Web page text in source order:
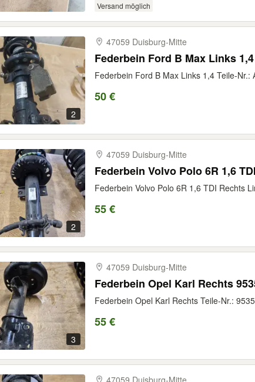
Versand möglich
2
47059 Duisburg-​Mitte
Federbein Ford B Max Links
Federbein Ford B Max Links 1,4 Teile-
50 €
2
47059 Duisburg-​Mitte
Federbein Volvo Polo 6R 1,6
Federbein Volvo Polo 6R 1,6 TDI Rechts
55 €
3
47059 Duisburg-​Mitte
Federbein Opel Karl Rechts
Federbein Opel Karl Rechts Teile-Nr.:
55 €
47059 Duisburg-​Mitte